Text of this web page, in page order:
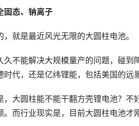
固态、钠离子
，就是最近风光无限的大圆柱电池。
久不能解决大规模量产的问题，碰
时代，还是亿纬锂能，包括美国的远
，大圆柱能不能干翻方壳锂电池？
。而行业现实是，目前大圆柱电池才